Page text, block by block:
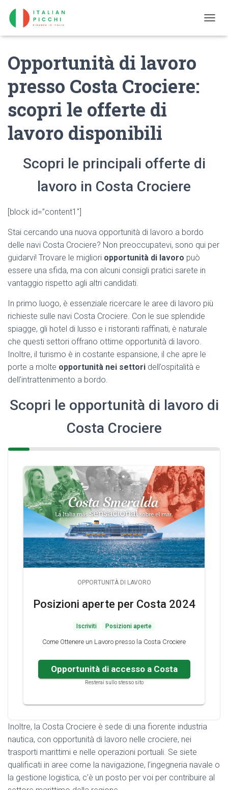
O
Opportunità di lavoro
presso Costa Crociere:
scopri le offerte di
lavoro disponibili
Scopri le principali offerte di
lavoro in Costa Crociere
[block id=”content1″]
Stai cercando una nuova opportunità di lavoro a bordo
delle navi Costa Crociere? Non preoccupatevi, sono qui per
guidarvi! Trovare le migliori opportunità di lavoro può
essere una sfida, ma con alcuni consigli pratici sarete in
vantaggio rispetto agli altri candidati.
In primo luogo, è essenziale ricercare le aree di lavoro più
richieste sulle navi Costa Crociere. Con le sue splendide
spiagge, gli hotel di lusso e i ristoranti raffinati, è naturale
che questi settori offrano ottime opportunità di lavoro.
Inoltre, il turismo è in costante espansione, il che apre le
porte a molte opportunità nei settori dell’ospitalità e
dell’intrattenimento a bordo.
Scopri le opportunità di lavoro di
Costa Crociere
OPPORTUNITÀ DI LAVORO
Posizioni aperte per Costa 2024
Iscriviti Posizioni aperte
Come Ottenere un Lavoro presso la Costa Crociere
Opportunità di accesso a Costa
Resterai sullo stesso sito
Inoltre, la Costa Crociere è sede di una fiorente industria
nautica, con opportunità di lavoro nelle crociere, nei
trasporti marittimi e nelle operazioni portuali. Se siete
qualificati in aree come la navigazione, l’ingegneria navale o
la gestione logistica, c’è un posto per voi per contribuire al